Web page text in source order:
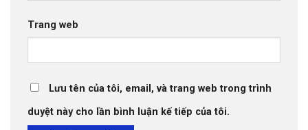
Trang web
Lưu tên của tôi, email, và trang web trong trình
duyệt này cho lần bình luận kế tiếp của tôi.